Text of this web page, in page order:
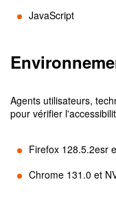
JavaScript
Agents utilisateurs,
pour vérifier
Firefox 128.5.2esr
Chrome 131.0 et